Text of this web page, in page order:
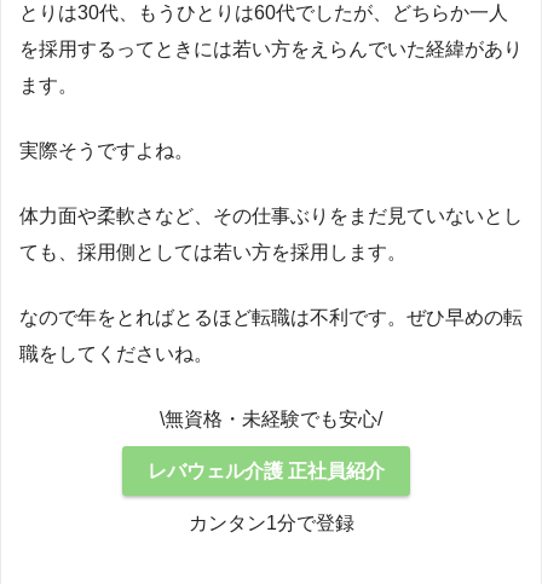
とりは30代、もうひとりは60代でしたが、どちらか一人
を採用するってときには若い方をえらんでいた経緯があり
ます。
実際そうですよね。
体力面や柔軟さなど、その仕事ぶりをまだ見ていないとし
ても、採用側としては若い方を採用します。
なので年をとればとるほど転職は不利です。ぜひ早めの転
職をしてくださいね。
\無資格・未経験でも安心/
レバウェル介護 正社員紹介
カンタン1分で登録